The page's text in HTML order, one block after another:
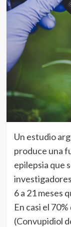
Un estudio
produce una
epilepsia que
6 a 21 meses
En casi el
(Convupidiol